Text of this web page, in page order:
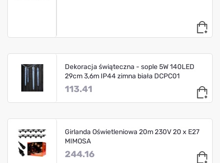
Dekoracja świąteczna - sople 5W 140LED
29cm 3,6m IP44 zimna biała DCPC01
113.41
Girlanda Oświetleniowa 20m 230V 20 x E27
MIMOSA
244.16